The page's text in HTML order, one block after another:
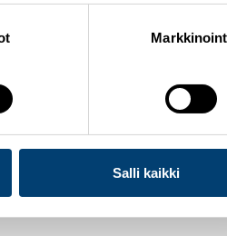
Salli kaikki
olleet. Ei nyt mikään huono
täytyisi saada lisää,
sinne asti. Helppo latu ja
Arttu Mäkiaho 38:s. Kilpailun